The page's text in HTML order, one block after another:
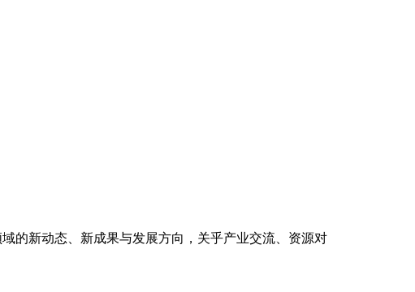
的新动态、新成果与发展方向，关乎产业交流、资源对